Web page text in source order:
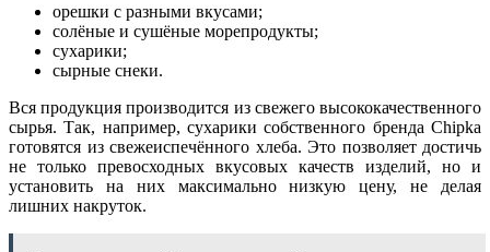
орешки с разными вкусами;
солёные и сушёные морепродукты;
сухарики;
сырные снеки.
Вся продукция производится из свежего высококачественного
сырья. Так, например, сухарики собственного бренда Chipka
готовятся из свежеиспечённого хлеба. Это позволяет достичь
не только превосходных вкусовых качеств изделий, но и
установить на них максимально низкую цену, не делая
лишних накруток.